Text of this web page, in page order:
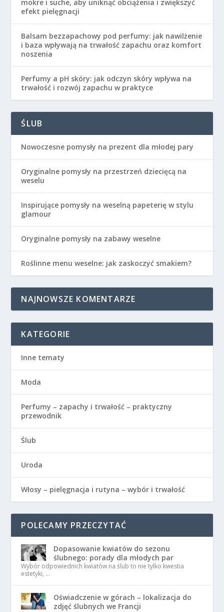
mokre i suche, aby uniknąć obciążenia i zwiększyć
efekt pielęgnacji
Balsam bezzapachowy pod perfumy: jak nawilżenie
i baza wpływają na trwałość zapachu oraz komfort
noszenia
Perfumy a pH skóry: jak odczyn skóry wpływa na
trwałość i rozwój zapachu w praktyce
ŚLUB
Nowoczesne pomysły na prezent dla młodej pary
Oryginalne pomysły na przestrzeń dziecięcą na
weselu
Inspirujące pomysły na weselną papeterię w stylu
glamour
Oryginalne pomysły na zabawy weselne
Roślinne menu weselne: jak zaskoczyć smakiem?
NAJNOWSZE KOMENTARZE
KATEGORIE
Inne tematy
Moda
Perfumy – zapachy i trwałość – praktyczny
przewodnik
Ślub
Uroda
Włosy – pielęgnacja i rutyna – wybór i trwałość
POLECAMY PRZECZYTAĆ
Dopasowanie kwiatów do sezonu
ślubnego: porady dla młodych par
Wybór odpowiednich kwiatów na ślub to nie tylko kwestia
estetyki, …
Oświadczenie w górach – lokalizacja do
zdjęć ślubnych we Francji